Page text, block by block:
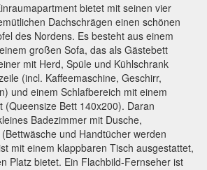
bietet mit seinen vier
Dachschrägen einen schönen
des Nordens. Es besteht aus einem
großen Sofa, das als Gästebett
mit Herd, Spüle und Kühlschrank
(incl. Kaffeemaschine, Geschirr,
und einem Schlafbereich mit einem
(Queensize Bett 140x200). Daran
Badezimmer mit Dusche,
und Handtücher werden
mit einem klappbaren Tisch ausgestattet,
Platz bietet. Ein Flachbild-Fernseher ist